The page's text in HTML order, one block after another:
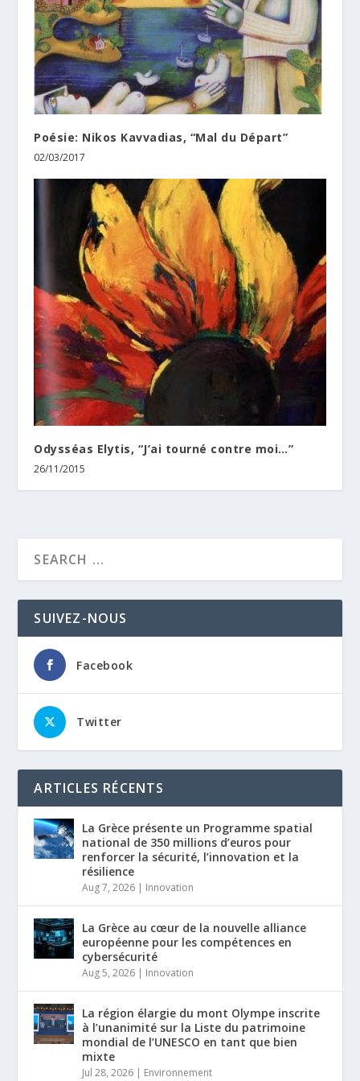
Poésie: Nikos Kavvadias, “Mal du Départ”
02/03/2017
Odysséas Elytis, “J’ai tourné contre moi…”
26/11/2015
SUIVEZ-NOUS
Facebook
Twitter
ARTICLES RÉCENTS
La Grèce présente un Programme spatial
national de 350 millions d’euros pour
renforcer la sécurité, l’innovation et la
résilience
Aug 7, 2026 | Innovation
La Grèce au cœur de la nouvelle alliance
européenne pour les compétences en
cybersécurité
Aug 5, 2026 | Innovation
La région élargie du mont Olympe inscrite
à l’unanimité sur la Liste du patrimoine
mondial de l’UNESCO en tant que bien
mixte
Jul 28, 2026 | Environnement